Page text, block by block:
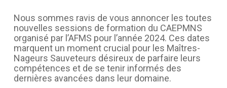
Nous sommes ravis de vous annoncer les toutes
nouvelles sessions de formation du CAEPMNS
organisé par l’AFMS pour l’année 2024. Ces dates
marquent un moment crucial pour les Maîtres-
Nageurs Sauveteurs désireux de parfaire leurs
compétences et de se tenir informés des
dernières avancées dans leur domaine.